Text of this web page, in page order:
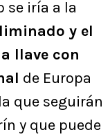
se iría a la
y el
llave con
de Europa
que seguirán
y que puede